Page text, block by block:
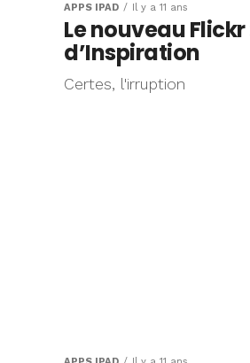
APPS IPAD Il y a 11 ans
Le nouveau Flickr
d’Inspiration
Certes, l'irruption